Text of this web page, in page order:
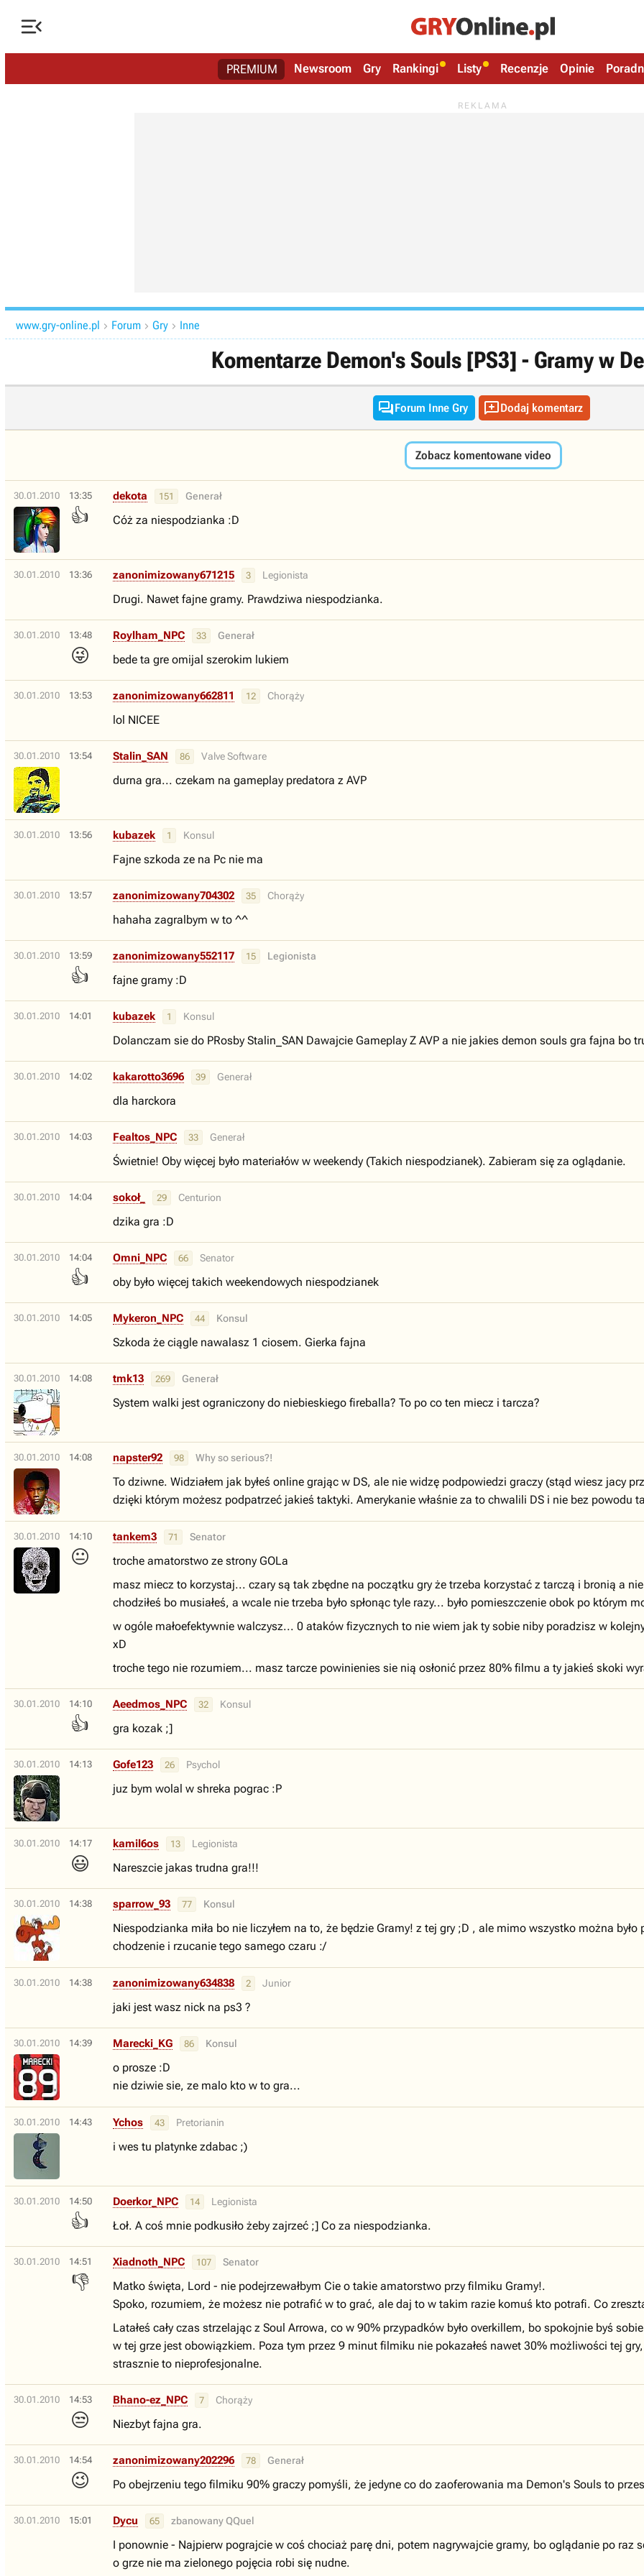

PREMIUM Newsroom Gry Rankingi Listy Recenzje Opinie
www.gry-online.pl  Forum  Gry  Inne
Komentarze Demon's Souls [PS3] - Gramy w
Forum Inne Gry Dodaj komentarz
Zobacz komentowane video
30.01.2010 13:35
👍
dekota 151 Generał
Cóż za niespodzianka :D
30.01.2010 13:36 zanonimizowany671215 3 Legionista
Drugi. Nawet fajne gramy. Prawdziwa niespodzianka.
30.01.2010 13:48
😜
Roylham_NPC 33 Generał
bede ta gre omijal szerokim lukiem
30.01.2010 13:53 zanonimizowany662811 12 Chorąży
lol NICEE
30.01.2010 13:54 Stalin_SAN 86 Valve Software
durna gra... czekam na gameplay predatora z AVP
30.01.2010 13:56 kubazek 1 Konsul
Fajne szkoda ze na Pc nie ma
30.01.2010 13:57 zanonimizowany704302 35 Chorąży
hahaha zagralbym w to ^^
30.01.2010 13:59
👍
zanonimizowany552117 15 Legionista
fajne gramy :D
30.01.2010 14:01 kubazek 1 Konsul
Dolanczam sie do PRosby Stalin_SAN Dawajcie Gameplay Z AVP a nie jakies demon souls gra fajna bo
30.01.2010 14:02 kakarotto3696 39 Generał
dla harckora
30.01.2010 14:03 Fealtos_NPC 33 Generał
Świetnie! Oby więcej było materiałów w weekendy (Takich niespodzianek). Zabieram się za oglądanie.
30.01.2010 14:04 sokoł_ 29 Centurion
dzika gra :D
30.01.2010 14:04
👍
Omni_NPC 66 Senator
oby było więcej takich weekendowych niespodzianek
30.01.2010 14:05 Mykeron_NPC 44 Konsul
Szkoda że ciągle nawalasz 1 ciosem. Gierka fajna
30.01.2010 14:08 tmk13 269 Generał
System walki jest ograniczony do niebieskiego fireballa? To po co ten miecz i tarcza?
30.01.2010 14:08 napster92 98 Why so serious?!
To dziwne. Widziałem jak byłeś online grając w DS, ale nie widzę podpowiedzi graczy (stąd wiesz jacy
dzięki którym możesz podpatrzeć jakieś taktyki. Amerykanie właśnie za to chwalili DS i nie bez powodu
30.01.2010 14:10
😐
tankem3 71 Senator
troche amatorstwo ze strony GOLa
masz miecz to korzystaj... czary są tak zbędne na początku gry że trzeba korzystać z tarczą i bronią a
chodziłeś bo musiałeś, a wcale nie trzeba było spłonąc tyle razy... było pomieszczenie obok po którym
w ogóle małoefektywnie walczysz... 0 ataków fizycznych to nie wiem jak ty sobie niby poradzisz w
xD
troche tego nie rozumiem... masz tarcze powinienies sie nią osłonić przez 80% filmu a ty jakieś skoki
30.01.2010 14:10
👍
Aeedmos_NPC 32 Konsul
gra kozak ;]
30.01.2010 14:13 Gofe123 26 Psychol
juz bym wolal w shreka pograc :P
30.01.2010 14:17
😃
kamil6os 13 Legionista
Nareszcie jakas trudna gra!!!
30.01.2010 14:38 sparrow_93 77 Konsul
Niespodzianka miła bo nie liczyłem na to, że będzie Gramy! z tej gry ;D , ale mimo wszystko można
chodzenie i rzucanie tego samego czaru :/
30.01.2010 14:38 zanonimizowany634838 2 Junior
jaki jest wasz nick na ps3 ?
30.01.2010 14:39 Marecki_KG 86 Konsul
o prosze :D
nie dziwie sie, ze malo kto w to gra...
30.01.2010 14:43 Ychos 43 Pretorianin
i wes tu platynke zdabac ;)
30.01.2010 14:50
👍
Doerkor_NPC 14 Legionista
Łoł. A coś mnie podkusiło żeby zajrzeć ;] Co za niespodzianka.
30.01.2010 14:51
👎
Xiadnoth_NPC 107 Senator
Matko święta, Lord - nie podejrzewałbym Cie o takie amatorstwo przy filmiku Gramy!.
Spoko, rozumiem, że możesz nie potrafić w to grać, ale daj to w takim razie komuś kto potrafi. Co
Latałeś cały czas strzelając z Soul Arrowa, co w 90% przypadków było overkillem, bo spokojnie byś
w tej grze jest obowiązkiem. Poza tym przez 9 minut filmiku nie pokazałeś nawet 30% możliwości tej
strasznie to nieprofesjonalne.
30.01.2010 14:53
😒
Bhano-ez_NPC 7 Chorąży
Niezbyt fajna gra.
30.01.2010 14:54
😉
zanonimizowany202296 78 Generał
Po obejrzeniu tego filmiku 90% graczy pomyśli, że jedyne co do zaoferowania ma Demon's Souls to
30.01.2010 15:01 Dycu 65 zbanowany QQuel
I ponownie - Najpierw pograjcie w coś chociaż parę dni, potem nagrywajcie gramy, bo oglądanie po raz
o grze nie ma zielonego pojęcia robi się nudne.